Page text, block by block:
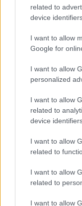
related to
device
I want to allow
Google for
I want to allow
personalized
I want to allow
related to
device
I want to allow
related to
I want to allow
related to
I want to allow
ΕΣΣΔ
γυρίζει...
Πολιτική|
Αυστηρό
Μάλιστα, όπως
γυναίκα
επόμενο βήμα